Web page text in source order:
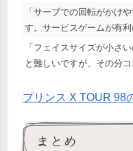
「サーブでの回転がかけ
す。サービスゲームが有利
「フェイスサイズが小さ
と難しいですが、その分
プリンス X TOUR 98
まとめ